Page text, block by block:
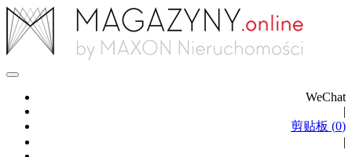
WeChat
|
剪贴板 (0)
|